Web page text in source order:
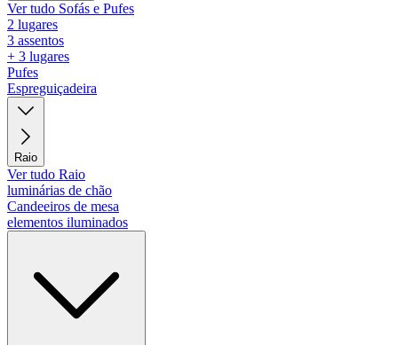
Ver tudo Sofás e Pufes
2 lugares
3 assentos
+ 3 lugares
Pufes
Espreguiçadeira
Raio
Ver tudo Raio
luminárias de chão
Candeeiros de mesa
elementos iluminados